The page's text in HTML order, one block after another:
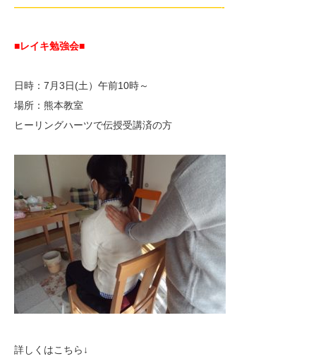
—————————————————————-
■レイキ勉強会■
日時：7月3日(土）午前10時～
場所：熊本教室
ヒーリングハーツで伝授受講済の方
詳しくはこちら↓